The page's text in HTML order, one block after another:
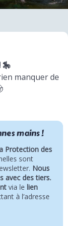
🎠
manquer de
mains !
Protection des
sont
Nous
avec des tiers.
via le lien
à l’adresse